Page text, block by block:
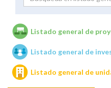
Unidades de
Listado general de
Listado general de
Listado general de